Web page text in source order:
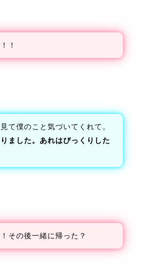
！
て僕のこと気づいてくれて。
ました。あれはびっくりした
その後一緒に帰った？